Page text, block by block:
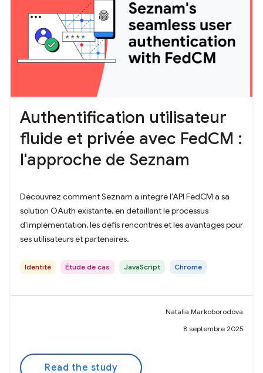
Authentification utilisateur
fluide et privée avec FedCM :
l'approche de Seznam
Découvrez comment Seznam a intégré l'API FedCM à sa
solution OAuth existante, en détaillant le processus
d'implémentation, les défis rencontrés et les avantages pour
ses utilisateurs et partenaires.
Identité Étude de cas JavaScript Chrome
Natalia Markoborodova
8 septembre 2025
Read the study